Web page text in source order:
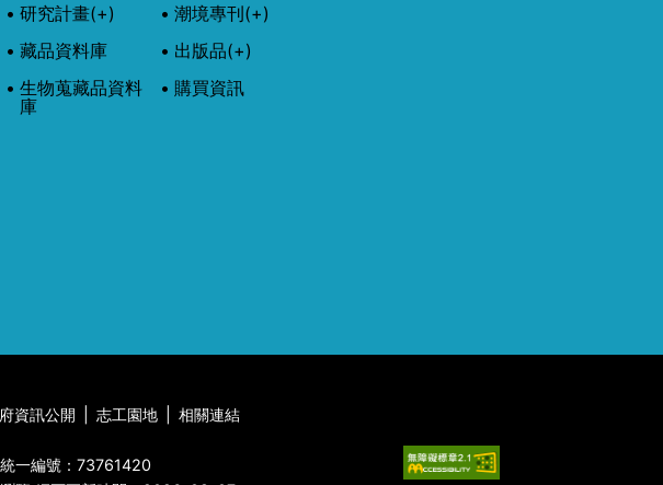
研究計畫(+)
藏品資料庫
生物蒐藏品資料
庫
潮境專刊(+)
出版品(+)
購買資訊
資訊公開 志工園地
相關連結
統一編號：73761420